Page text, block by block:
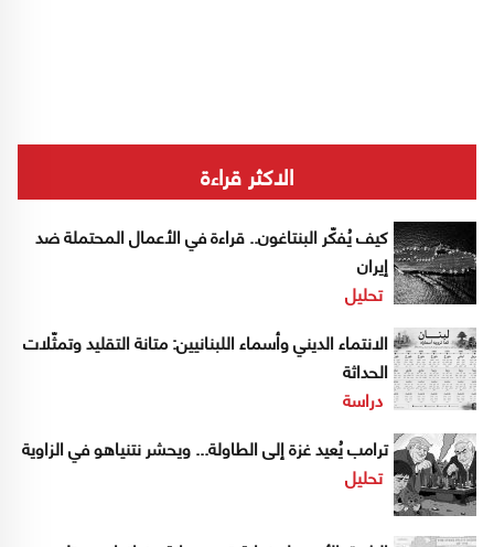
الاكثر قراءة
كيف يُفكّر البنتاغون.. قراءة في الأعمال المحتملة ضد
إيران
تحليل
الانتماء الديني وأسماء اللبنانيين: متانة التقليد وتمثّلات
الحداثة
دراسة
ترامب يُعيد غزة إلى الطاولة... ويحشر نتنياهو في الزاوية
تحليل